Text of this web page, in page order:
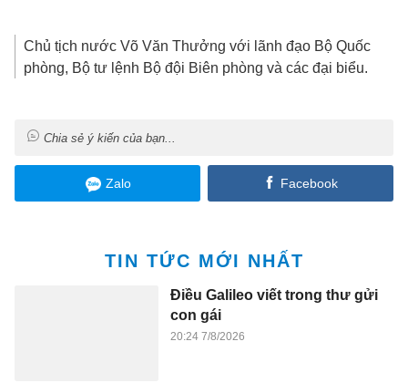
Chủ tịch nước Võ Văn Thưởng với lãnh đạo Bộ Quốc
phòng, Bộ tư lệnh Bộ đội Biên phòng và các đại biểu.
Chia sẻ ý kiến của bạn...
Zalo Facebook
TIN TỨC MỚI NHẤT
Điều Galileo viết trong thư gửi
con gái
20:24 7/8/2026